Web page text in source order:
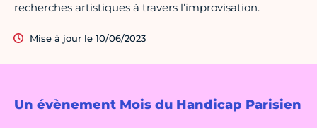
Un évènement Mois du Handicap Parisien
recherches artistiques à travers l’improvisation.
Mise à jour le 10/06/2023